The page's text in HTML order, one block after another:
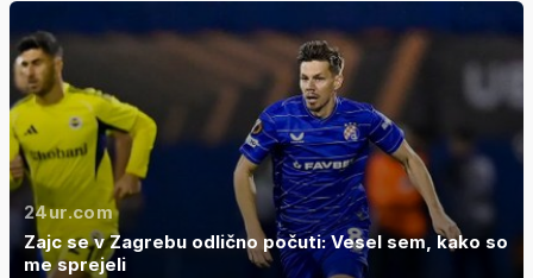
24ur.com
Zajc se v Zagrebu odlično počuti: Vesel sem, kako so
me sprejeli